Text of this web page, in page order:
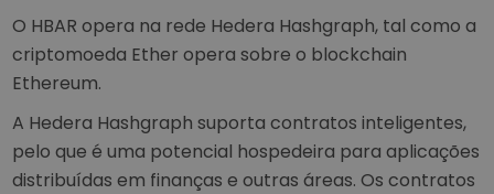
O HBAR opera na rede Hedera Hashgraph, tal como a
criptomoeda Ether opera sobre o blockchain
Ethereum.
A Hedera Hashgraph suporta contratos inteligentes,
pelo que é uma potencial hospedeira para aplicações
distribuídas em finanças e outras áreas. Os contratos